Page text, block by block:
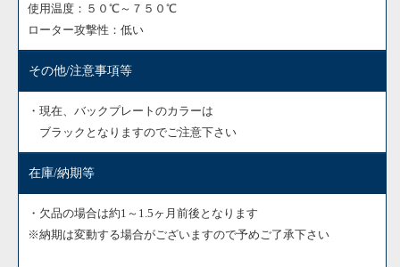
使用温度：５０℃～７５０℃
ローター攻撃性：低い
その他/注意事項等
・現在、バックプレートのカラーは
ブラックとなりますのでご注意下さい
在庫/納期等
・欠品の場合は約1～1.5ヶ月前後となります
※納期は変動する場合がございますので予めご了承下さい